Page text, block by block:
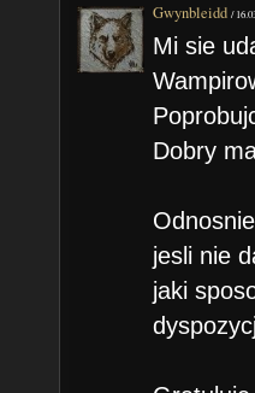
Gwynbleidd /
Mi sie
Dobry
jesli nie
jaki